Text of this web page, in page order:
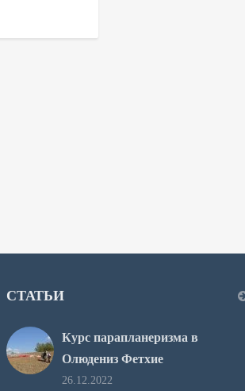
СТАТЬИ
Курс парапланеризма в
Олюдениз Фетхие
26.12.2022